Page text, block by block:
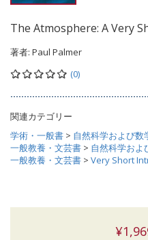
The Atmosphere: A Very
著者: Paul Palmer
(0)
関連カテゴリー
学術・一般書 > 自然科学および数
一般教養・文芸書 > 自然科学およ
一般教養・文芸書 > Very Short